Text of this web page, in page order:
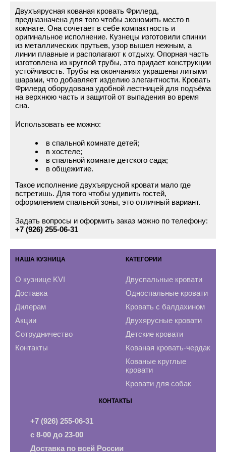
Двухъярусная кованая кровать Фрилерд,
предназначена для того чтобы экономить место в
комнате. Она сочетает в себе компактность и
оригинальное исполнение. Кузнецы изготовили спинки
из металлических прутьев, узор вышел нежным, а
линии плавные и располагают к отдыху. Опорная часть
изготовлена из круглой трубы, это придает конструкции
устойчивость. Трубы на окончаниях украшены литыми
шарами, что добавляет изделию элегантности. Кровать
Фрилерд оборудована удобной лестницей для подъёма
на верхнюю часть и защитой от выпадения во время
сна.
Использовать ее можно:
в спальной комнате детей;
в хостеле;
в спальной комнате детского сада;
в общежитие.
Такое исполнение двухъярусной кровати мало где
встретишь. Для того чтобы удивить гостей,
оформлением спальной зоны, это отличный вариант.
Задать вопросы и оформить заказ можно по телефону:
+7 (926) 255-06-31
НАША КУЗНИЦА
О кузнице KVI
Доставка
Дилерам
Акции
Сотрудничество
Контакты
КАТЕГОРИИ
Двуспальные кровати
Односпальные кровати
Кровать с балдахином
Двухярусные кровати
Детские кровати
Кованая кровать-чердак
Кованые круглые
кровати
Кровати для собак
КОНТАКТЫ
+7 (926) 255-06-31
с 8-00 до 23-00
Доставка по всей России